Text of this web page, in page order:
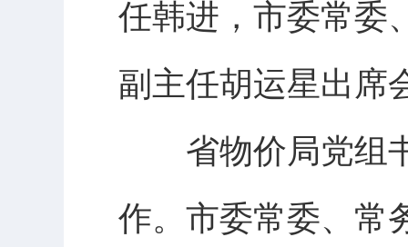
任韩进，市委常委
副主任胡运星出席
省物价局党组书
作。市委常委、常